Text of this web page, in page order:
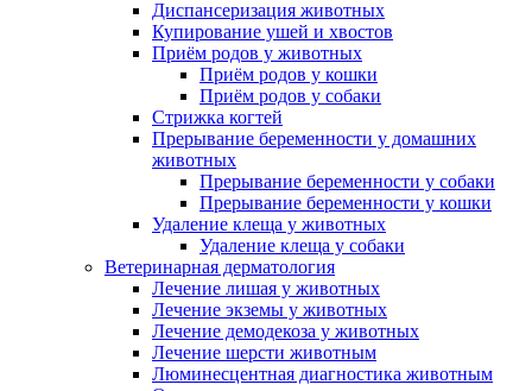
Диспансеризация животных
Купирование ушей и хвостов
Приём родов у животных
Приём родов у кошки
Приём родов у собаки
Стрижка когтей
Прерывание беременности у домашних
животных
Прерывание беременности у собаки
Прерывание беременности у кошки
Удаление клеща у животных
Удаление клеща у собаки
Ветеринарная дерматология
Лечение лишая у животных
Лечение экземы у животных
Лечение демодекоза у животных
Лечение шерсти животным
Люминесцентная диагностика животным